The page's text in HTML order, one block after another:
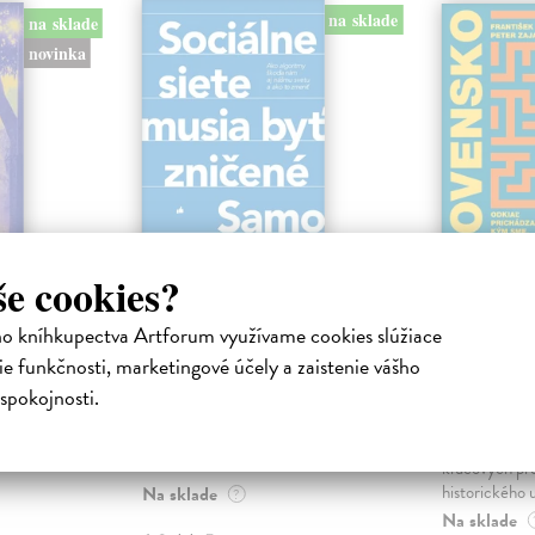
cookies?
kníhkupectva Artforum využívame cookies slúžiace
funkčnosti, marketingové účely a zaistenie vášho
na sklade
novinka
o
nejisté
na sklade
Sociálne siete musia
byť zničené
Marec Samo | Kniha
def...
Na sklade ?
sme.
kľúčových
historického
Na sklade